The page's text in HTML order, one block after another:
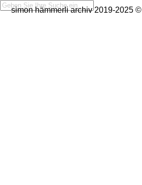
simon hämmerli archiv 2019-2025 ©